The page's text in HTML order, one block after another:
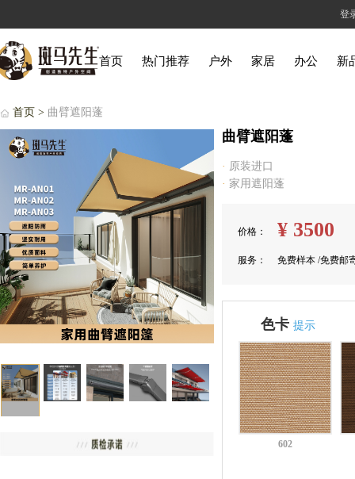
登
首页 热门推荐 户外 家居 办公 新
首页 > 曲臂遮阳蓬
曲臂遮阳蓬
· 原装进口
· 家用遮阳蓬
价格： ¥ 3500
服务： 免费样本 /免费邮
色卡 提示
602